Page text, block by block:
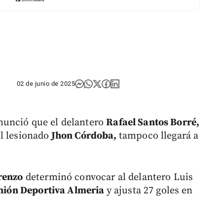
02 de junio de 2025
que el delanteroRafael Santos Borré,
lesionadoJhon Córdoba, tampoco llegará a
determinó convocar al delantero Luis
Deportiva Almeria y ajusta 27 goles en